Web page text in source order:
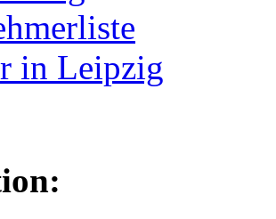
in Leipzig